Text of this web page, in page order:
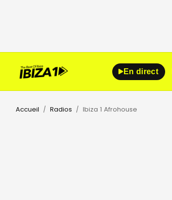
En direct
Accueil / Radios / Ibiza 1 Afrohouse